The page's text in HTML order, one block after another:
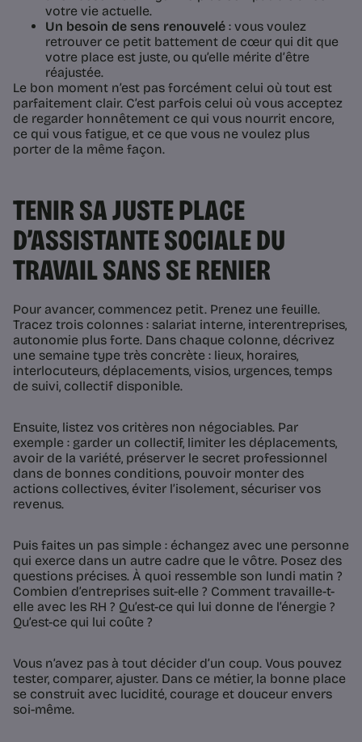
votre vie actuelle.
Un besoin de sens renouvelé : vous voulez
retrouver ce petit battement de cœur qui dit que
votre place est juste, ou qu’elle mérite d’être
réajustée.
Le bon moment n’est pas forcément celui où tout est
parfaitement clair. C’est parfois celui où vous acceptez
de regarder honnêtement ce qui vous nourrit encore,
ce qui vous fatigue, et ce que vous ne voulez plus
porter de la même façon.
TENIR SA JUSTE PLACE
D’ASSISTANTE SOCIALE DU
TRAVAIL SANS SE RENIER
Pour avancer, commencez petit. Prenez une feuille.
Tracez trois colonnes : salariat interne, interentreprises,
autonomie plus forte. Dans chaque colonne, décrivez
une semaine type très concrète : lieux, horaires,
interlocuteurs, déplacements, visios, urgences, temps
de suivi, collectif disponible.
Ensuite, listez vos critères non négociables. Par
exemple : garder un collectif, limiter les déplacements,
avoir de la variété, préserver le secret professionnel
dans de bonnes conditions, pouvoir monter des
actions collectives, éviter l’isolement, sécuriser vos
revenus.
Puis faites un pas simple : échangez avec une personne
qui exerce dans un autre cadre que le vôtre. Posez des
questions précises. À quoi ressemble son lundi matin ?
Combien d’entreprises suit-elle ? Comment travaille-t-
elle avec les RH ? Qu’est-ce qui lui donne de l’énergie ?
Qu’est-ce qui lui coûte ?
Vous n’avez pas à tout décider d’un coup. Vous pouvez
tester, comparer, ajuster. Dans ce métier, la bonne place
se construit avec lucidité, courage et douceur envers
soi-même.